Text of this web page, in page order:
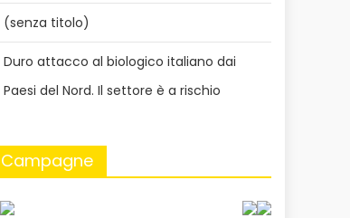
(senza titolo)
Duro attacco al biologico italiano dai
Paesi del Nord. Il settore è a rischio
Campagne